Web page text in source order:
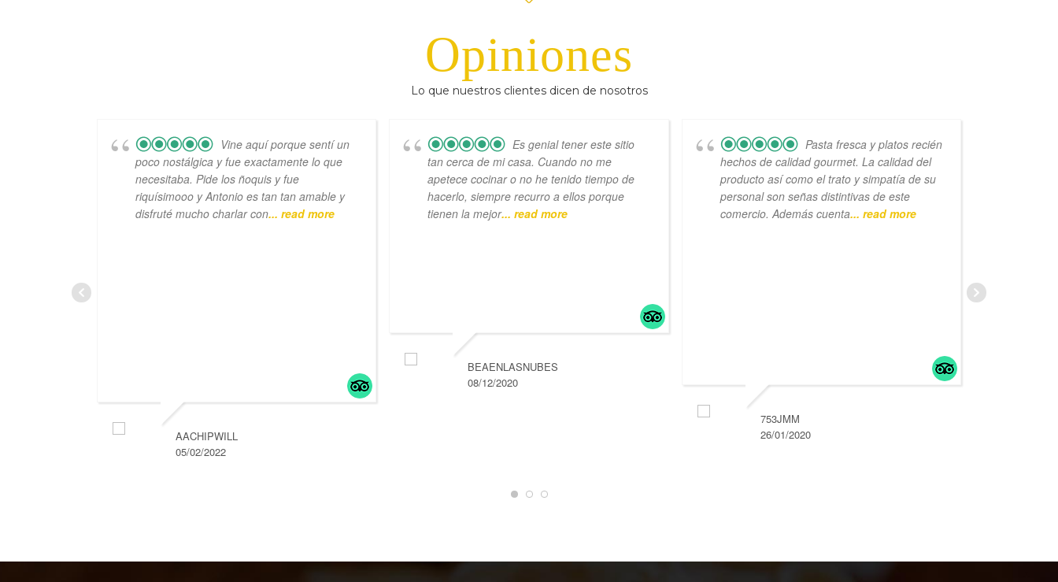
Opiniones
Lo que nuestros clientes dicen de nosotros
Vine aquí porque sentí un
poco nostálgica y fue exactamente lo que
necesitaba. Pide los ñoquis y fue
riquísimooo y Antonio es tan tan amable y
disfruté mucho charlar con... read more
AACHIPWILL
05/02/2022
Es genial tener este sitio
tan cerca de mi casa. Cuando no me
apetece cocinar o no he tenido tiempo de
hacerlo, siempre recurro a ellos porque
tienen la mejor... read more
BEAENLASNUBES
08/12/2020
Pasta fresca y platos recién
hechos de calidad gourmet. La calidad del
producto así como el trato y simpatía de su
personal son señas distintivas de este
comercio. Además cuenta... read more
753JMM
26/01/2020